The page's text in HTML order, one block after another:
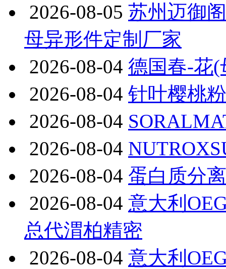
2026-08-05 苏州迈御
母异形件定制厂家
2026-08-04 德国春-花
2026-08-04 针叶樱桃
2026-08-04
2026-08-04
2026-08-04 蛋白质分
2026-08-04 意大利
总代渭柏精密
2026-08-04 意大利